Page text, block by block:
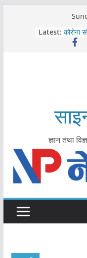
Latest: कोरोना
आयुर्वेद
आकर्षण
ज्ञान तथा